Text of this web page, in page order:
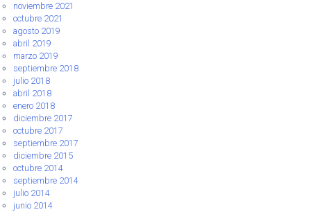
noviembre 2021
octubre 2021
agosto 2019
abril 2019
marzo 2019
septiembre 2018
julio 2018
abril 2018
enero 2018
diciembre 2017
octubre 2017
septiembre 2017
diciembre 2015
octubre 2014
septiembre 2014
julio 2014
junio 2014